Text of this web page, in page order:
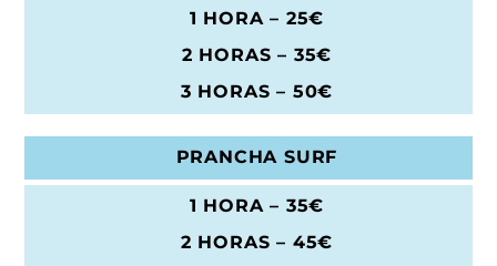
1 HORA – 25€
2 HORAS – 35€
3 HORAS – 50€
PRANCHA SURF
1 HORA – 35€
2 HORAS – 45€